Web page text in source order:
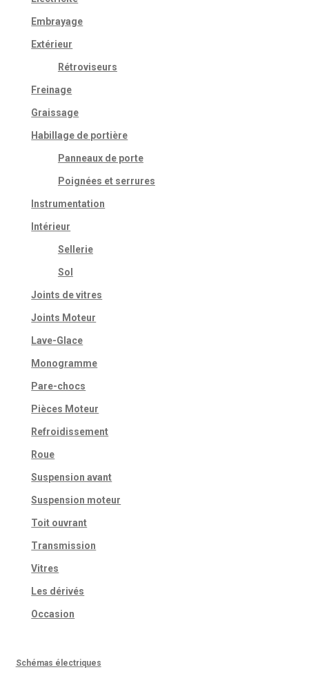
Embrayage
Extérieur
Rétroviseurs
Freinage
Graissage
Habillage de portière
Panneaux de porte
Poignées et serrures
Instrumentation
Intérieur
Sellerie
Sol
Joints de vitres
Joints Moteur
Lave-Glace
Monogramme
Pare-chocs
Pièces Moteur
Refroidissement
Roue
Suspension avant
Suspension moteur
Toit ouvrant
Transmission
Vitres
Les dérivés
Occasion
Schémas électriques